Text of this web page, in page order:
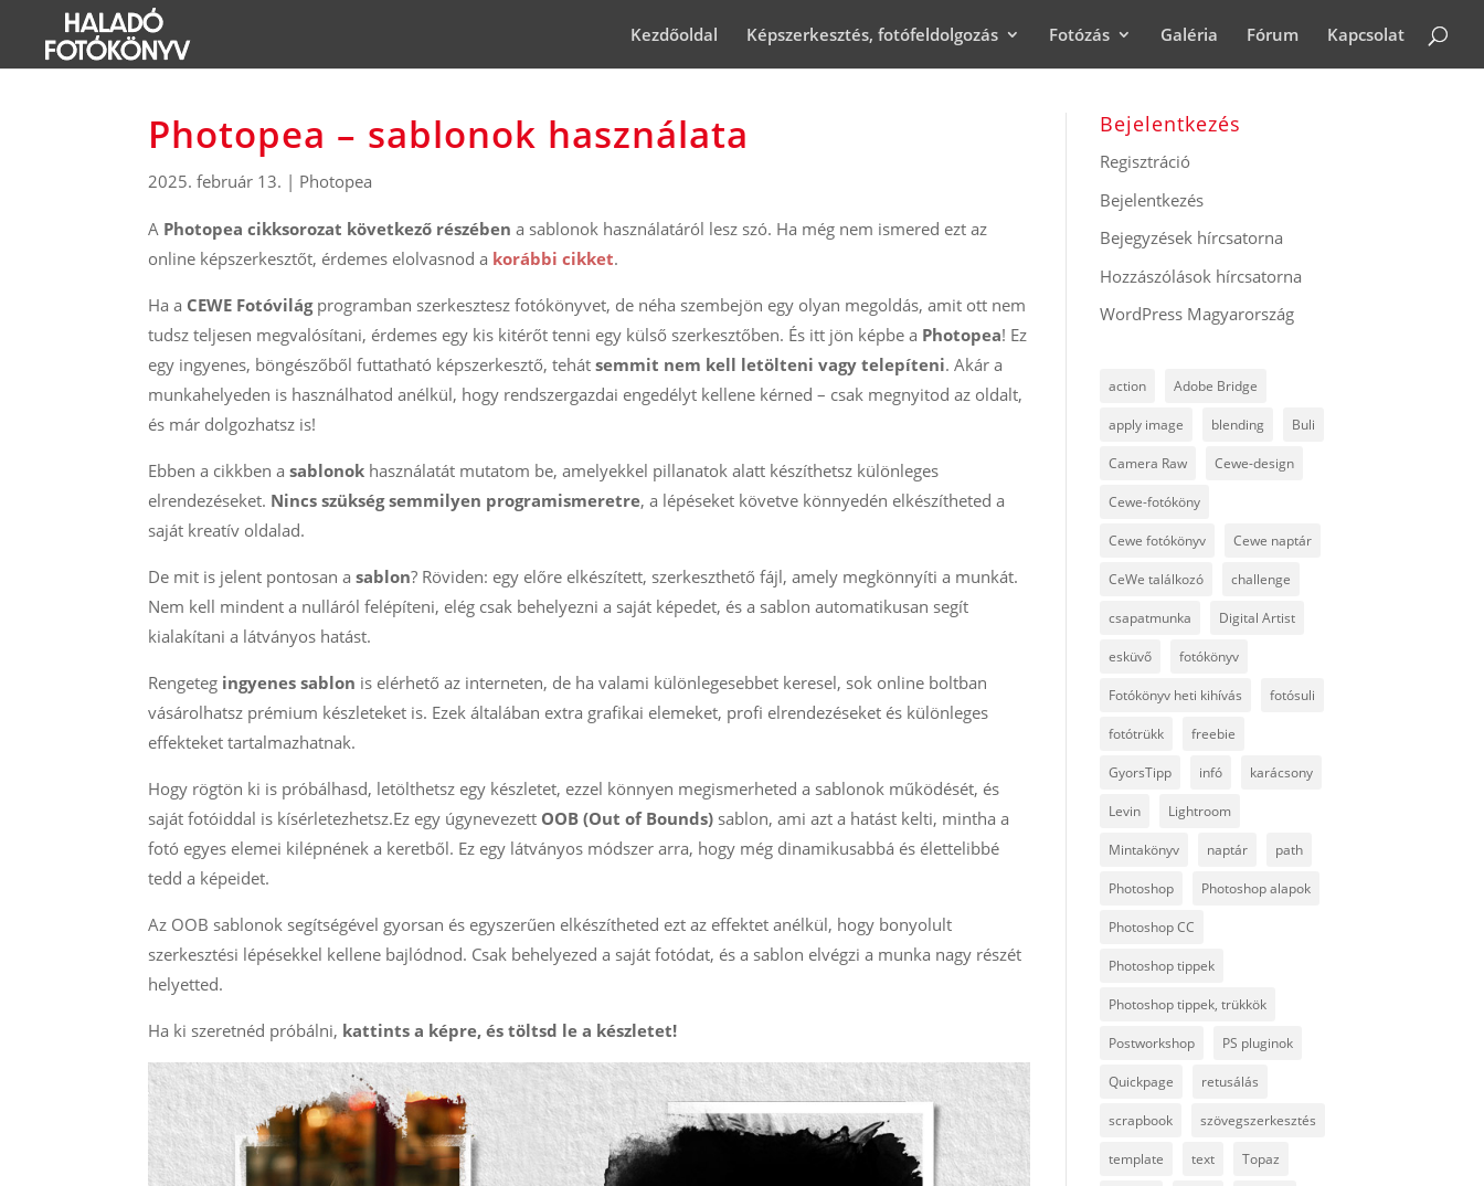
Kezdőoldal Képszerkesztés, fotófeldolgozás Fotózás Galéria Fórum Kapcsolat
Photopea – sablonok használata
2025. február 13. | Photopea
A Photopea cikksorozat következő részében a sablonok használatáról lesz szó. Ha még nem ismered ezt az
online képszerkesztőt, érdemes elolvasnod a korábbi cikket.
Ha a CEWE Fotóvilágprogramban szerkesztesz fotókönyvet, de néha szembejön egy olyan megoldás, amit ott nem
tudsz teljesen megvalósítani, érdemes egy kis kitérőt tenni egy külső szerkesztőben. És itt jön képbe a Photopea! Ez
egy ingyenes, böngészőből futtatható képszerkesztő, tehátsemmit nem kell letölteni vagy telepíteni. Akár a
munkahelyeden is használhatod anélkül, hogy rendszergazdai engedélyt kellene kérned – csak megnyitod az oldalt,
és már dolgozhatsz is!
Ebben a cikkben asablonok használatát mutatom be, amelyekkel pillanatok alatt készíthetsz különleges
elrendezéseket. Nincs szükség semmilyen programismeretre, a lépéseket követve könnyedén elkészítheted a
saját kreatív oldalad.
De mit is jelent pontosan asablon? Röviden: egy előre elkészített, szerkeszthető fájl, amely megkönnyíti a munkát.
Nem kell mindent a nulláról felépíteni, elég csak behelyezni a saját képedet, és a sablon automatikusan segít
kialakítani a látványos hatást.
Rengeteg ingyenes sablon is elérhető az interneten, de ha valami különlegesebbet keresel, sok online boltban
vásárolhatsz prémium készleteket is. Ezek általában extra grafikai elemeket, profi elrendezéseket és különleges
effekteket tartalmazhatnak.
Hogy rögtön ki is próbálhasd, letölthetsz egy készletet, ezzel könnyen megismerheted a sablonok működését, és
saját fotóiddal is kísérletezhetsz.Ez egy úgynevezett OOB (Out of Bounds) sablon, ami azt a hatást kelti, mintha a
fotó egyes elemei kilépnének a keretből. Ez egy látványos módszer arra, hogy még dinamikusabbá és élettelibbé
tedd a képeidet.
Az OOB sablonok segítségével gyorsan és egyszerűen elkészítheted ezt az effektet anélkül, hogy bonyolult
szerkesztési lépésekkel kellene bajlódnod. Csak behelyezed a saját fotódat, és a sablon elvégzi a munka nagy részét
helyetted.
Ha ki szeretnéd próbálni, kattints a képre, és töltsd le a készletet!
Bejelentkezés
Regisztráció
Bejelentkezés
Bejegyzések hírcsatorna
Hozzászólások hírcsatorna
WordPress Magyarország
action Adobe Bridge
apply image blending Buli
Camera Raw Cewe-design
Cewe-fotóköny
Cewe fotókönyv Cewe naptár
CeWe találkozó challenge
csapatmunka Digital Artist
esküvő fotókönyv
Fotókönyv heti kihívás fotósuli
fotótrükk freebie
GyorsTipp infó karácsony
Levin Lightroom
Mintakönyv naptár path
Photoshop Photoshop alapok
Photoshop CC
Photoshop tippek
Photoshop tippek, trükkök
Postworkshop PS pluginok
Quickpage retusálás
scrapbook szövegszerkesztés
template text Topaz